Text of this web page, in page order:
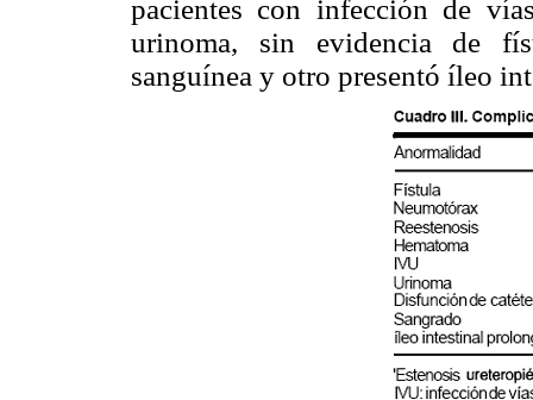
pacientes con infección de
urinoma, sin evidencia de
sanguínea y otro presentó íleo